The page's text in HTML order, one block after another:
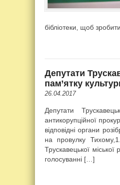
бібліотеки, щоб
Депутати
пам’ятку
26.04.2017
Депутати
антикорупційної
відповідні органи
на провулку
Трускавецької
голосуванні […]